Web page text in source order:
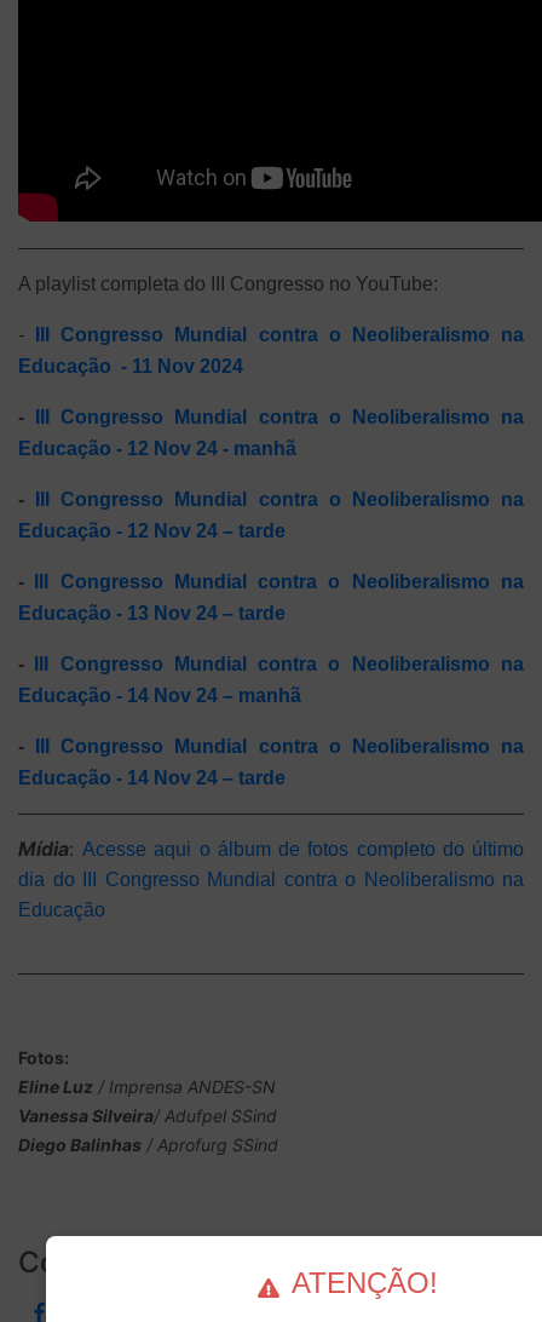
A playlist completa do III Congresso no YouTube:
-
III Congresso Mundial contra o Neoliberalismo na
Educação - 11 Nov 2024
-
III Congresso Mundial contra o Neoliberalismo na
Educação - 12 Nov 24 - manhã
-
III Congresso Mundial contra o Neoliberalismo na
Educação - 12 Nov 24 – tarde
-
III Congresso Mundial contra o Neoliberalismo na
Educação - 13 Nov 24 – tarde
-
III Congresso Mundial contra o Neoliberalismo na
Educação - 14 Nov 24 – manhã
-
III Congresso Mundial contra o Neoliberalismo na
Educação - 14 Nov 24 – tarde
Mídia:Acesse aqui o álbum de fotos completo do último
dia do III Congresso Mundial contra o Neoliberalismo na
Educação
Fotos:
Eline Luz / Imprensa ANDES-SN
Vanessa Silveira/ Adufpel SSind
Diego Balinhas / Aprofurg SSind
Compartilhe...
ATENÇÃO!